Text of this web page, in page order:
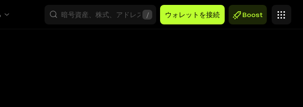
/ ウォレットを接続 Boost